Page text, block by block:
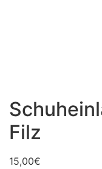
Filz
15,00€